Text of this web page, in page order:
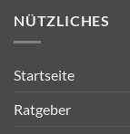
NÜTZLICHES
Startseite
Ratgeber